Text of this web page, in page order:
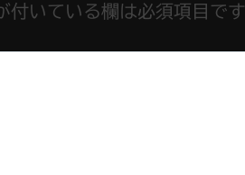
付いている欄は必須項目です